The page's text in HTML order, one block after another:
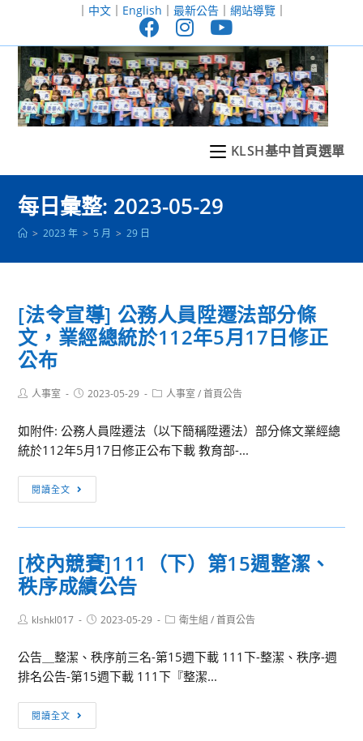
至
｜ 中文｜ English ｜ 最新公告｜ 網站導覽｜
KLSH基中首頁選單
每日彙整: 2023-05-29
> 2023 年 > 5 月 > 29 日
[法令宣導] 公務人員陞遷法部分條
文，業經總統於112年5月17日修正
公布
Post人事室
Post2023-05-29
Post人事室 / 首頁公告
如附件: 公務人員陞遷法（以下簡稱陞遷法）部分條文業經總
統於112年5月17日修正公布下載 教育部-...
閱讀全文
令
宣
公
務
員
遷
法
部
[校內競賽]111（下）第15週整潔、
秩序成績公告
Postklshkl017
Post2023-05-29
Post衛生組 / 首頁公告
公告＿整潔、秩序前三名-第15週下載 111下-整潔、秩序-週
排名公告-第15週下載 111下『整潔...
閱讀全文
內